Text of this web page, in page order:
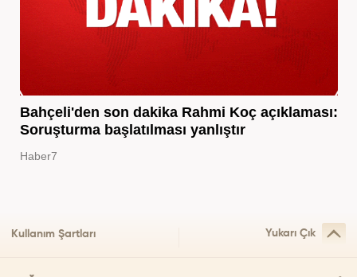
Bahçeli'den son dakika Rahmi Koç açıklaması:
Soruşturma başlatılması yanlıştır
Haber7
Kullanım Şartları Yukarı Çık